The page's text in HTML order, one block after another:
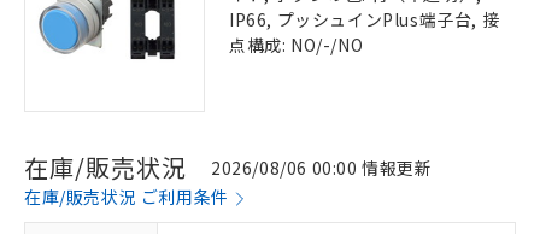
IP66, プッシュインPlus端子台, 接
点構成: NO/-/NO
在庫/販売状況
2026/08/06 00:00 情報更新
在庫/販売状況 ご利用条件